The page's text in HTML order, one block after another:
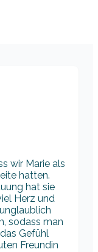
wir Marie als
hatten.
hat sie
Herz und
sodass man
Gefühl
Freundin